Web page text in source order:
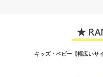
★
キッズ・ベビー【幅広いサ